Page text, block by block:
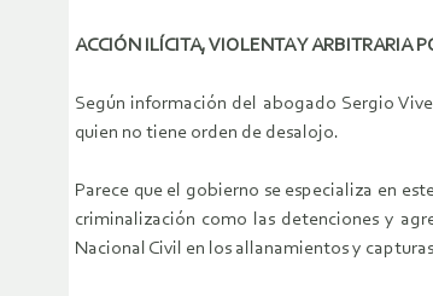
ACCIÓN ILÍCITA, VIOLENTA Y ARBITRARIA
Según información del abogado Sergio
quien no tiene orden de desalojo.
Parece que el gobierno se especializa en
criminalización como las detenciones y
Nacional Civil en los allanamientos y